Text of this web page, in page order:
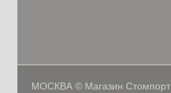
МОСКВА © Магазин Стомпорт